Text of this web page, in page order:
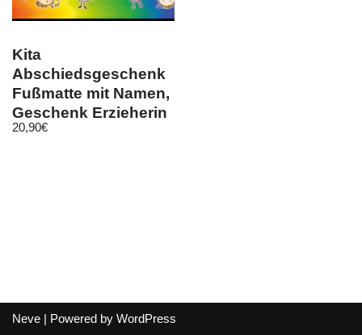
Kita
Abschiedsgeschenk
Fußmatte mit Namen,
Geschenk Erzieherin
Abschied
20,90€
Neve | Powered by WordPress